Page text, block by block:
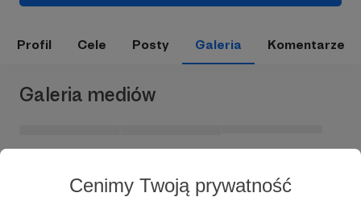
Cenimy Twoją prywatność
Profil Cele Posty Galeria Komentarze
Galeria mediów